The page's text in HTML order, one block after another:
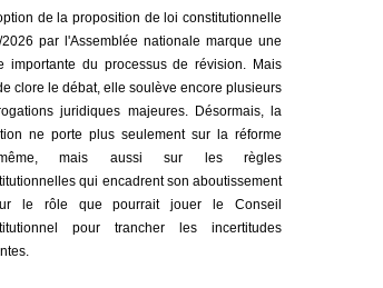
de la proposition de loi constitutionnelle
2026 par l'Assemblée nationale marque une
importante du processus de révision. Mais
clore le débat, elle soulève encore plusieurs
juridiques majeures. Désormais, la
ne porte plus seulement sur la réforme
même, mais aussi sur les règles
qui encadrent son aboutissement
le rôle que pourrait jouer le Conseil
pour trancher les incertitudes